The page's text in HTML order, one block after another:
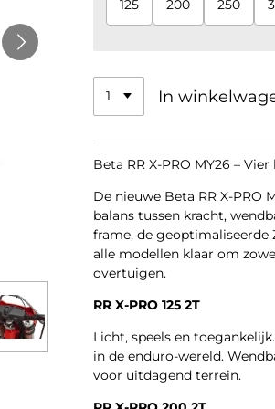
125 200 250
In
Beta RR X-PRO MY26 –
De nieuwe Beta RR X-PRO
balans tussen kracht,
frame, de
alle modellen klaar om
overtuigen.
RR X-PRO 125 2T
Licht, speels en
in de enduro-wereld.
voor uitdagend terrein.